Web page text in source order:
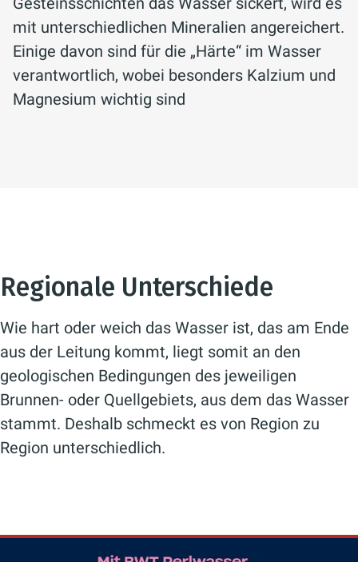
mit unterschiedlichen Mineralien angereichert.
Einige davon sind für die „Härte“ im Wasser
verantwortlich, wobei besonders Kalzium und
Magnesium wichtig sind
Regionale Unterschiede
Wie hart oder weich das Wasser ist, das am Ende
aus der Leitung kommt, liegt somit an den
geologischen Bedingungen des jeweiligen
Brunnen- oder Quellgebiets, aus dem das Wasser
stammt. Deshalb schmeckt es von Region zu
Region unterschiedlich.